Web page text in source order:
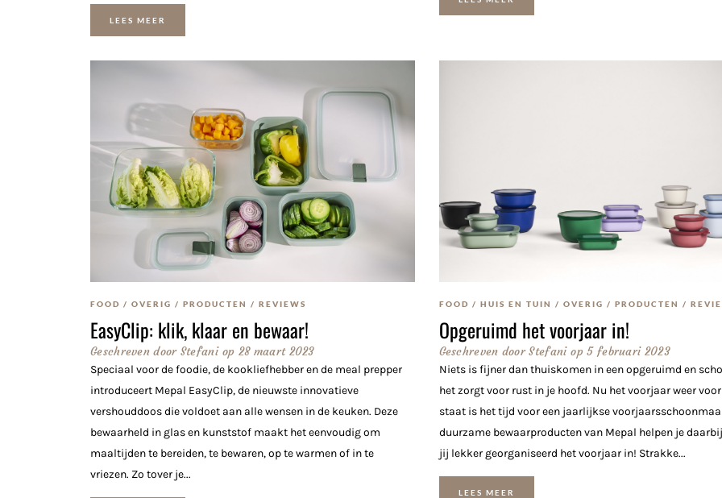
LEES MEER
FOOD / OVERIG / PRODUCTEN / REVIEWS
EasyClip: klik, klaar en bewaar!
Geschreven doorStefani op 28 maart 2023
Speciaal voor de foodie, de kookliefhebber en de meal prepper
introduceert Mepal EasyClip, de nieuwste innovatieve
vershouddoos die voldoet aan alle wensen in de keuken. Deze
bewaarheld in glas en kunststof maakt het eenvoudig om
maaltijden te bereiden, te bewaren, op te warmen of in te
vriezen. Zo tover je...
FOOD / HUIS EN TUIN / OVERIG / PRODUCTEN /
Opgeruimd het voorjaar in!
Geschreven doorStefani op 5 februari 2023
Niets is fijner dan thuiskomen in een opgeruimd en
het zorgt voor rust in je hoofd. Nu het voorjaar weer
staat is het tijd voor een jaarlijkse
duurzame bewaarproducten van Mepal helpen je
jij lekker georganiseerd het voorjaar in! Strakke...
LEES MEER